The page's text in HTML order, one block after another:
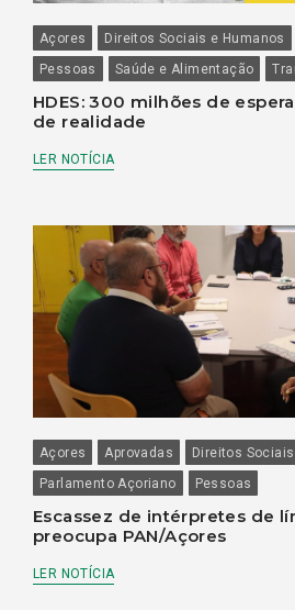
Açores Direitos Sociais e Humanos
Pessoas
Saúde e Alimentação
HDES: 300 milhões de
de realidade
LER NOTÍCIA
Açores Aprovadas Direitos
Parlamento Açoriano
Pessoas
Escassez de intérpretes de
preocupa PAN/Açores
LER NOTÍCIA